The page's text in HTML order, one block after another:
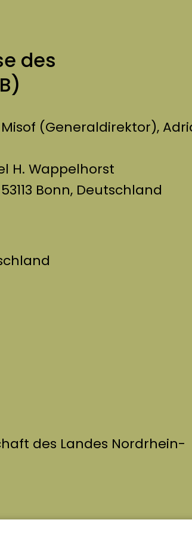
des
(Generaldirektor),
H. Wappelhorst
Bonn, Deutschland
des Landes Nordrhein-